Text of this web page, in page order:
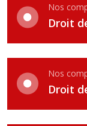
Nos
Droit
Nos
Droit